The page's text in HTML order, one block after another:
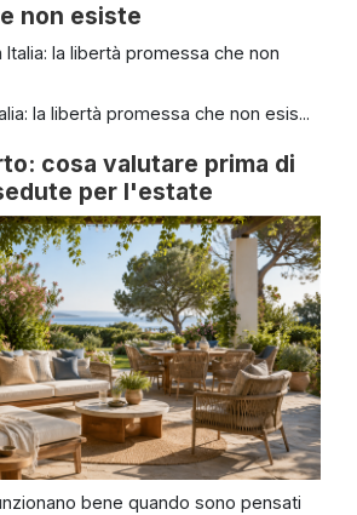
non esiste
la libertà promessa che non esis...
cosa valutare prima di
per l'estate
bene quando sono pensati